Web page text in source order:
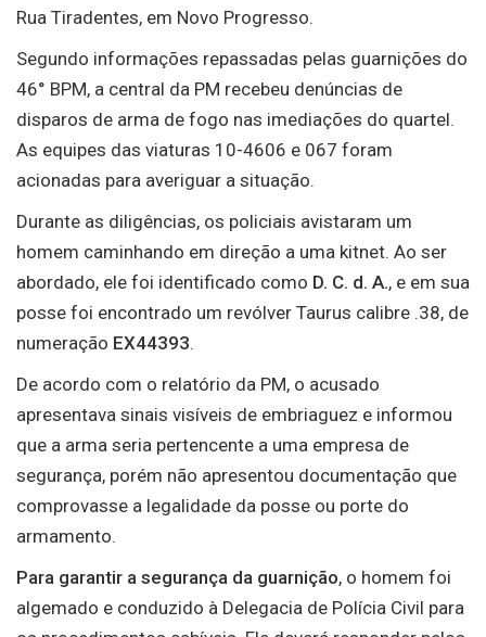
Rua Tiradentes, em Novo Progresso.
Segundo informações repassadas pelas guarnições do
46° BPM, a central da PM recebeu denúncias de
disparos de arma de fogo nas imediações do quartel.
As equipes das viaturas 10-4606 e 067 foram
acionadas para averiguar a situação.
Durante as diligências, os policiais avistaram um
homem caminhando em direção a uma kitnet. Ao ser
abordado, ele foi identificado como D. C. d. A., e em sua
posse foi encontrado um revólver Taurus calibre .38, de
numeração EX44393.
De acordo com o relatório da PM, o acusado
apresentava sinais visíveis de embriaguez e informou
que a arma seria pertencente a uma empresa de
segurança, porém não apresentou documentação que
comprovasse a legalidade da posse ou porte do
armamento.
Para garantir a segurança da guarnição, o homem foi
algemado e conduzido à Delegacia de Polícia Civil para